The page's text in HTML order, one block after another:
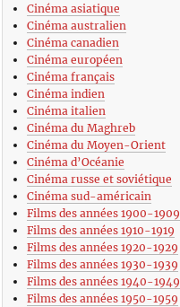
Cinéma asiatique
Cinéma australien
Cinéma canadien
Cinéma européen
Cinéma français
Cinéma indien
Cinéma italien
Cinéma du Maghreb
Cinéma du Moyen-Orient
Cinéma d’Océanie
Cinéma russe et soviétique
Cinéma sud-américain
Films des années 1900-1909
Films des années 1910-1919
Films des années 1920-1929
Films des années 1930-1939
Films des années 1940-1949
Films des années 1950-1959